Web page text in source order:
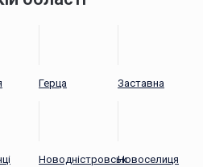
Герца Заставна
НоводністровськНовоселиця